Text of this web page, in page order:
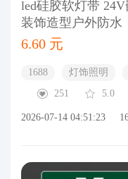
led硅胶软灯带
装饰造型户外防水
6.60 元
1688 灯饰照明
251
5.0
2026-07-14 04:51:23